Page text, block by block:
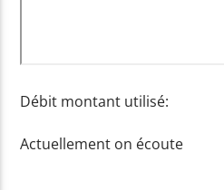
Débit montant utilisé:
Actuellement on écoute